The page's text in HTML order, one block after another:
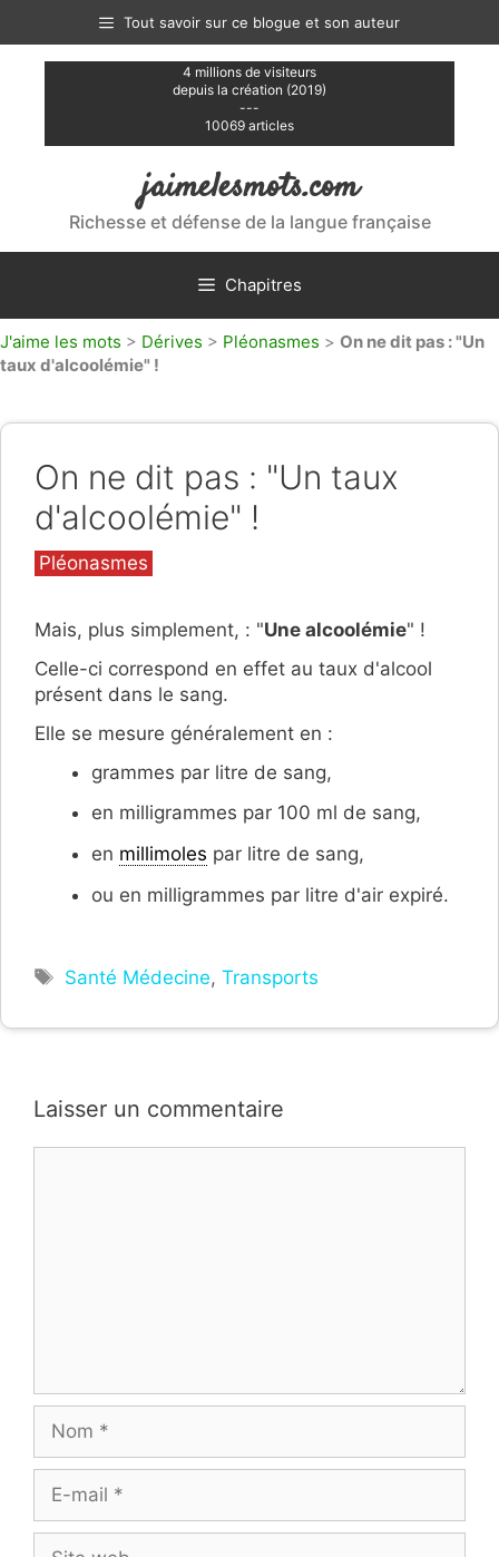
contenu
Tout savoir sur ce blogue et son auteur
4 millions de visiteurs
depuis la création (2019)
---
10069 articles
jaimelesmots.com
Richesse et défense de la langue française
Chapitres
J'aime les mots > Dérives > Pléonasmes > On ne dit pas : "Un
taux d'alcoolémie" !
On ne dit pas : "Un taux
d'alcoolémie" !
Catégories
Pléonasmes
Mais, plus simplement, : "Une alcoolémie" !
Celle-ci correspond en effet au taux d'alcool
présent dans le sang.
Elle se mesure généralement en :
grammes par litre de sang,
en milligrammes par 100 ml de sang,
en millimoles par litre de sang,
ou en milligrammes par litre d'air expiré.
Étiquettes
Santé Médecine,Transports
Laisser un commentaire
mail